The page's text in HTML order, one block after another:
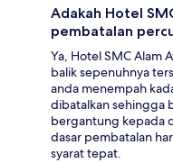
Adakah Hotel
pembatalan
Ya, Hotel SMC Alam
balik sepenuhnya
anda menempah
dibatalkan sehingga
bergantung kepada
dasar pembatalan
syarat tepat.